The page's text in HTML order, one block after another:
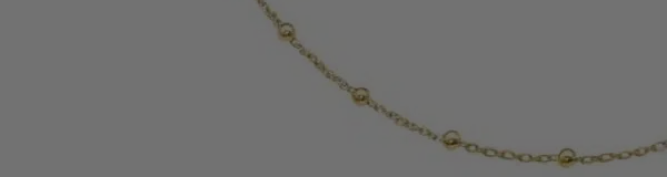
KIDS Personalisierte Schmuckstücke